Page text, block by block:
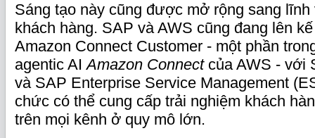
Sáng tạo này cũng được mở rộng sang
khách hàng. SAP và AWS cũng đang lên
Amazon Connect Customer - một phần
agentic AIAmazon Connectcủa AWS - với
và SAP Enterprise Service Management
chức có thể cung cấp trải nghiệm khách
trên mọi kênh ở quy mô lớn.